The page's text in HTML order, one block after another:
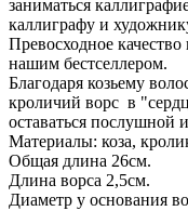
заниматься
каллиграфу и
Превосходное
нашим бестселлером.
Благодаря козьему
кроличий ворс в
оставаться послушной
Материалы: коза,
Общая длина 26см.
Длина ворса 2,5см.
Диаметр у основания